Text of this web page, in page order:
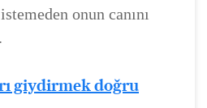
onun canını
giydirmek doğru